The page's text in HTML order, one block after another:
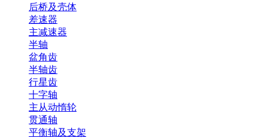
后桥及壳体
差速器
主减速器
半轴
盆角齿
半轴齿
行星齿
十字轴
主从动惰轮
贯通轴
平衡轴及支架